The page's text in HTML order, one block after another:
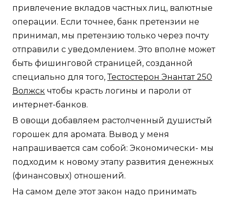
привлечение вкладов частных лиц, валютные
операции. Если точнее, банк претензии не
принимал, мы претензию только через почту
отправили с уведомлением. Это вполне может
быть фишинговой страницей, созданной
специально для того,Тестостерон Энантат 250
Волжск чтобы красть логины и пароли от
интернет-банков.
В овощи добавляем растолченный душистый
горошек для аромата. Вывод у меня
напрашивается сам собой: Экономически- мы
подходим к новому этапу развития денежных
(финансовых) отношений.
На самом деле этот закон надо принимать